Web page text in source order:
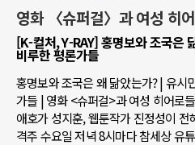
영화 〈슈퍼걸〉과 여성 히
[K-컬처, Y-RAY] 홍명보와 조국은
비루한 평론가들
홍명보와 조국은 왜 닮았는가? | 유시
가들 | 영화 <슈퍼걸>과 여성 히어로
애호가 성지훈, 웹툰작가 진정성이 전
격주 수요일 저녁 8시마다 참세상 유